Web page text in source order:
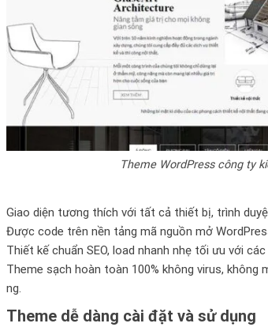
Theme WordPress công ty
Giao diện tương thích với tất cả thiết bị, trình
Được code trên nền tảng mã nguồn mở
Thiết kế chuẩn SEO, load nhanh nhẹ tối ưu với
Theme sạch hoàn toàn 100% không virus,
ng.
Theme dễ dàng cài đặt và sử dụng